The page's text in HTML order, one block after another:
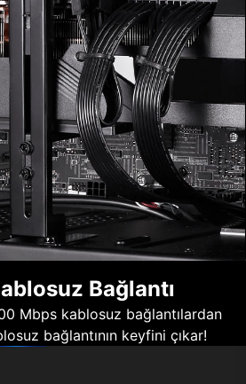
Bağlantı
Mbps kablosuz bağlantılardan
bağlantının keyfini çıkar!